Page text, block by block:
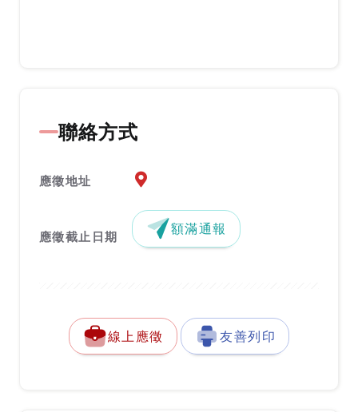
聯絡方式
應徵地址 應徵地址地圖『另開新視窗』
應徵截止日期 額滿通報
線上應徵 友善列印